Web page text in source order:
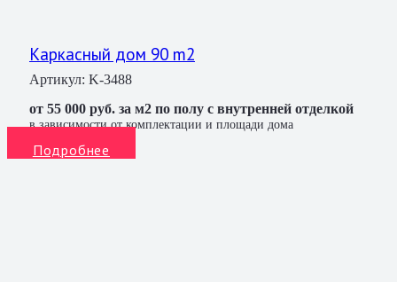
Каркасный дом 90 m2
Артикул: K-3488
от 55 000 руб. за м2 по полу с внутренней отделкой
в зависимости от комплектации и площади дома
Подробнее